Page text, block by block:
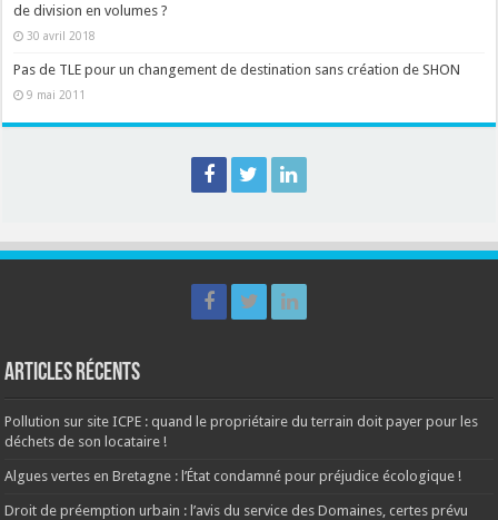
de division en volumes ?
30 avril 2018
Pas de TLE pour un changement de destination sans création de SHON
9 mai 2011
Articles récents
Pollution sur site ICPE : quand le propriétaire du terrain doit payer pour les
déchets de son locataire !
Algues vertes en Bretagne : l’État condamné pour préjudice écologique !
Droit de préemption urbain : l’avis du service des Domaines, certes prévu